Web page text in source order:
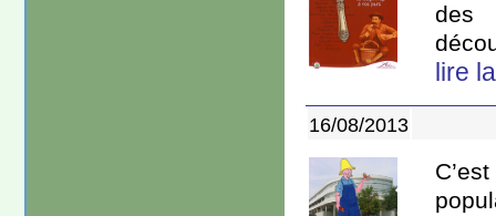
des
lire
16/08/2013